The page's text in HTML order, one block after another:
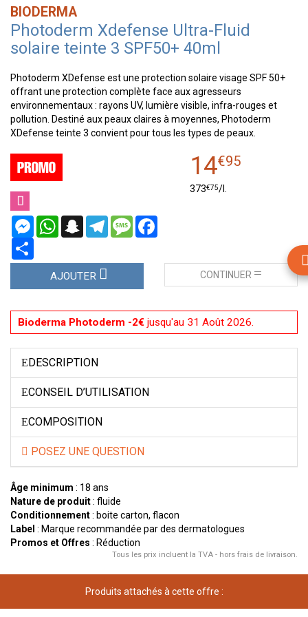
BIODERMA
Photoderm Xdefense Ultra-Fluid
solaire teinte 3 SPF50+ 40ml
Photoderm XDefense est une protection solaire visage SPF 50+
offrant une protection complète face aux agresseurs
environnementaux : rayons UV, lumière visible, infra-rouges et
pollution. Destiné aux peaux claires à moyennes, Photoderm
XDefense teinte 3 convient pour tous les types de peaux.
MessengerWhatsAppSnapchatTelegramMessage
14€95
373€75/
AJOUTER CONTINUER
Bioderma Photoderm -2€ jusqu'au 31 Août 2026.
DESCRIPTION
CONSEIL D’UTILISATION
COMPOSITION
POSEZ UNE QUESTION
Âge minimum : 18 ans
Nature de produit: fluide
Conditionnement: boite carton, flacon
Label : Marque recommandée par des dermatologues
Promos et Offres : Réduction
Tous les prix incluent la TVA - hors frais de livraison.
Produits attachés à cette offre :